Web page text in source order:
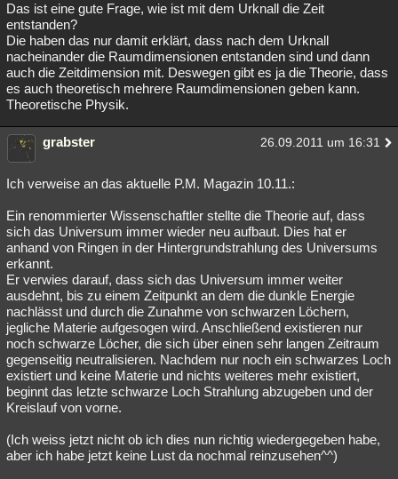
Das ist eine gute Frage, wie ist mit dem Urknall die Zeit
entstanden?
Die haben das nur damit erklärt, dass nach dem Urknall
nacheinander die Raumdimensionen entstanden sind und dann
auch die Zeitdimension mit. Deswegen gibt es ja die Theorie, dass
es auch theoretisch mehrere Raumdimensionen geben kann.
Theoretische Physik.
grabster 26.09.2011 um 16:31
Ich verweise an das aktuelle P.M. Magazin 10.11.:
Ein renommierter Wissenschaftler stellte die Theorie auf, dass
sich das Universum immer wieder neu aufbaut. Dies hat er
anhand von Ringen in der Hintergrundstrahlung des Universums
erkannt.
Er verwies darauf, dass sich das Universum immer weiter
ausdehnt, bis zu einem Zeitpunkt an dem die dunkle Energie
nachlässt und durch die Zunahme von schwarzen Löchern,
jegliche Materie aufgesogen wird. Anschließend existieren nur
noch schwarze Löcher, die sich über einen sehr langen Zeitraum
gegenseitig neutralisieren. Nachdem nur noch ein schwarzes Loch
existiert und keine Materie und nichts weiteres mehr existiert,
beginnt das letzte schwarze Loch Strahlung abzugeben und der
Kreislauf von vorne.
(Ich weiss jetzt nicht ob ich dies nun richtig wiedergegeben habe,
aber ich habe jetzt keine Lust da nochmal reinzusehen^^)